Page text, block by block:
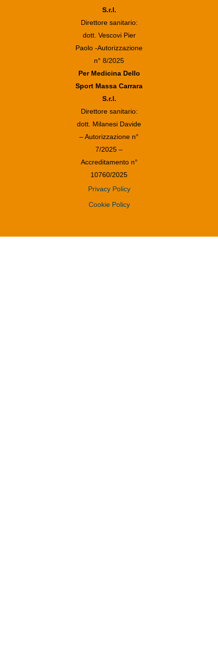
S.r.l.
Direttore sanitario:
dott. Vescovi Pier
Paolo -Autorizzazione
n° 8/2025
Per Medicina Dello
Sport Massa Carrara
S.r.l.
Direttore sanitario:
dott. Milanesi Davide
– Autorizzazione n°
7/2025 –
Accreditamento n°
10760/2025
Privacy Policy
Cookie Policy